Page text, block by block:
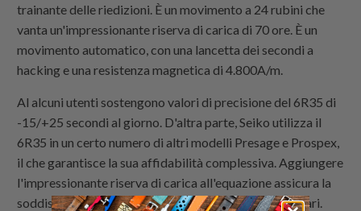
trainante delle riedizioni. È un movimento a 24 rubini che
vanta un'impressionante riserva di carica di 70 ore. È un
movimento automatico, con una lancetta dei secondi a
hacking e una resistenza magnetica di 4.800A/m.
Al alcuni utenti sostengono valori di precisione del 6R35 di
-15/+25 secondi al giorno. D'altra parte, Seiko utilizza il
6R35 in un certo numero di altri modelli Presage e Prospex,
il che garantisce la sua affidabilità complessiva. Aggiungere
l'impressionante riserva di carica all'equazione assicura la
soddisfazione della maggior parte dei futuri proprietari.